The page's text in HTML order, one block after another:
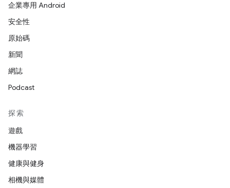
企業專用 Android
安全性
原始碼
新聞
網誌
Podcast
探索
遊戲
機器學習
健康與健身
相機與媒體